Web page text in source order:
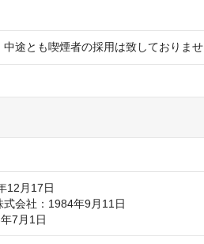
途とも喫煙者の採用は致しておりませ
12月17日
会社：1984年9月11日
7月1日